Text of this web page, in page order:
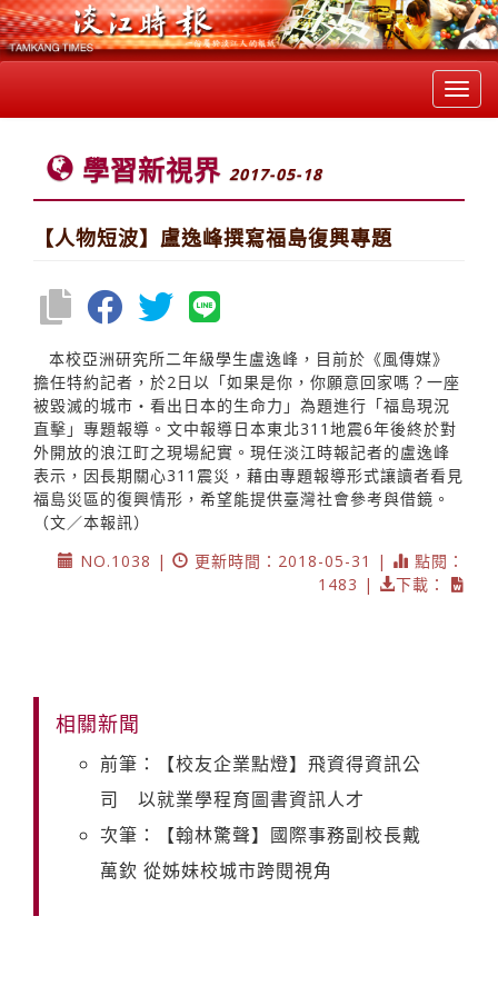
學習新視界 2017-05-18
【人物短波】盧逸峰撰寫福島復興專題
本校亞洲研究所二年級學生盧逸峰，目前於《風傳媒》
擔任特約記者，於2日以「如果是你，你願意回家嗎？一座
被毀滅的城市‧看出日本的生命力」為題進行「福島現況
直擊」專題報導。文中報導日本東北311地震6年後終於對
外開放的浪江町之現場紀實。現任淡江時報記者的盧逸峰
表示，因長期關心311震災，藉由專題報導形式讓讀者看見
福島災區的復興情形，希望能提供臺灣社會參考與借鏡。
（文／本報訊）
NO.1038 |
更新時間：2018-05-31 |
點閱：
1483 |
下載：
相關新聞
前筆：【校友企業點燈】飛資得資訊公
司 以就業學程育圖書資訊人才
次筆：【翰林驚聲】國際事務副校長戴
萬欽 從姊妹校城市跨閱視角